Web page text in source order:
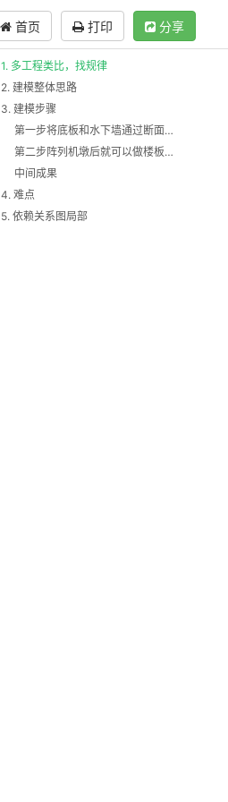
首页 打印 分享
1. 多工程类比，找规律
2. 建模整体思路
3. 建模步骤
第一步将底板和水下墙通过断面增料
第二步阵列机墩后就可以做楼板了
中间成果
4. 难点
5. 依赖关系图局部